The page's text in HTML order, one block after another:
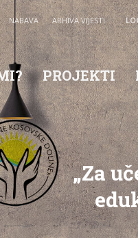
NABAVA ARHIVA VIJESTI
PROJEKTI
„Za